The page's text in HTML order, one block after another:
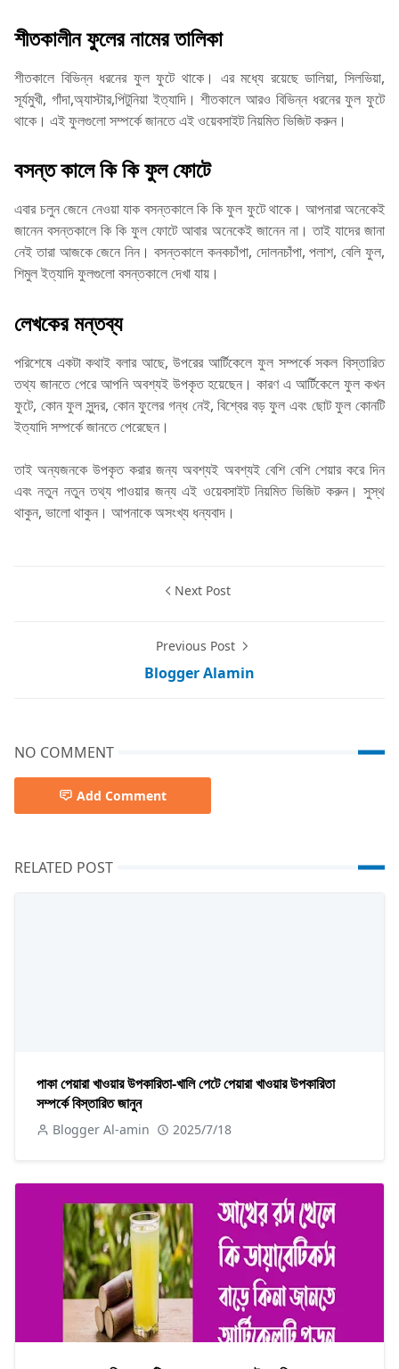
শীতকালীন ফুলের নামের তালিকা
শীতকালে বিভিন্ন ধরনের ফুল ফুটে থাকে। এর মধ্যে রয়েছে ডালিয়া, সিলভিয়া,
সূর্যমুখী, গাঁদা,অ্যাস্টার,পিটুনিয়া ইত্যাদি। শীতকালে আরও বিভিন্ন ধরনের ফুল ফুটে
থাকে। এই ফুলগুলো সম্পর্কে জানতে এই ওয়েবসাইট নিয়মিত ভিজিট করুন।
বসন্ত কালে কি কি ফুল ফোটে
এবার চলুন জেনে নেওয়া যাক বসন্তকালে কি কি ফুল ফুটে থাকে। আপনারা অনেকেই
জানেন বসন্তকালে কি কি ফুল ফোটে আবার অনেকেই জানেন না। তাই যাদের জানা
নেই তারা আজকে জেনে নিন। বসন্তকালে কনকচাঁপা, দোলনচাঁপা, পলাশ, বেলি ফুল,
শিমুল ইত্যাদি ফুলগুলো বসন্তকালে দেখা যায়।
লেখকের মন্তব্য
পরিশেষে একটা কথাই বলার আছে, উপরের আর্টিকেলে ফুল সম্পর্কে সকল বিস্তারিত
তথ্য জানতে পেরে আপনি অবশ্যই উপকৃত হয়েছেন। কারণ এ আর্টিকেলে ফুল কখন
ফুটে, কোন ফুল সুন্দর, কোন ফুলের গন্ধ নেই, বিশ্বের বড় ফুল এবং ছোট ফুল কোনটি
ইত্যাদি সম্পর্কে জানতে পেরেছেন।
তাই অন্যজনকে উপকৃত করার জন্য অবশ্যই অবশ্যই বেশি বেশি শেয়ার করে দিন
এবং নতুন নতুন তথ্য পাওয়ার জন্য এই ওয়েবসাইট নিয়মিত ভিজিট করুন। সুস্থ
থাকুন, ভালো থাকুন‌। আপনাকে অসংখ্য ধন্যবাদ।
Next Post
Previous Post
Blogger Alamin
NO COMMENT
Add Comment
RELATED POST
পাকা পেয়ারা খাওয়ার উপকারিতা-খালি পেটে পেয়ারা খাওয়ার উপকারিতা
সম্পর্কে বিস্তারিত জানুন
Blogger Al-amin 2025/7/18